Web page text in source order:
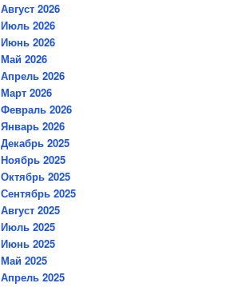
Август 2026
Июль 2026
Июнь 2026
Май 2026
Апрель 2026
Март 2026
Февраль 2026
Январь 2026
Декабрь 2025
Ноябрь 2025
Октябрь 2025
Сентябрь 2025
Август 2025
Июль 2025
Июнь 2025
Май 2025
Апрель 2025